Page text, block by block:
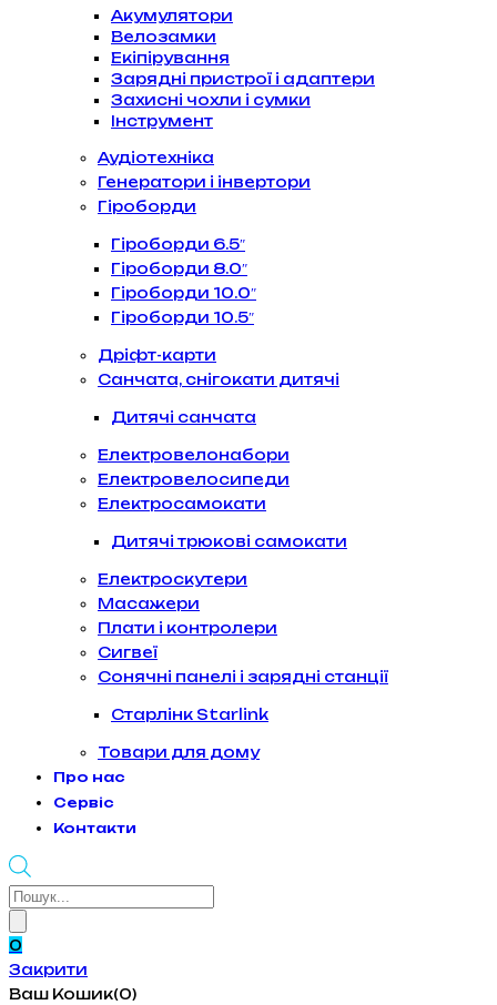
Акумулятори
Велозамки
Екіпірування
Зарядні пристрої і адаптери
Захисні чохли і сумки
Інструмент
Аудіотехніка
Генератори і інвертори
Гіроборди
Гіроборди 6.5″
Гіроборди 8.0″
Гіроборди 10.0″
Гіроборди 10.5″
Дріфт-карти
Санчата, снігокати дитячі
Дитячі санчата
Електровелонабори
Електровелосипеди
Електросамокати
Дитячі трюкові самокати
Електроскутери
Масажери
Плати і контролери
Сигвеї
Сонячні панелі і зарядні станції
Старлінк Starlink
Товари для дому
Про нас
Сервіс
Контакти
Products
0
Закрити
Ваш Кошик(0)